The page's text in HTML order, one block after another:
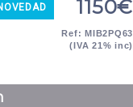
1150€
Ref: MIB2PQ63
(IVA 21% inc)